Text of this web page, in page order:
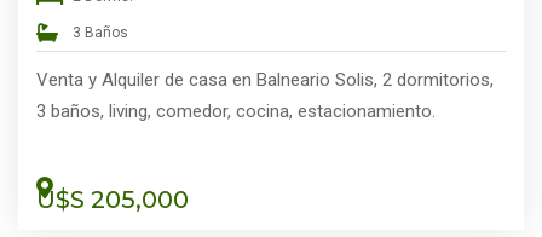
3 Baños
Venta y Alquiler de casa en Balneario Solis, 2 dormitorios,
3 baños, living, comedor, cocina, estacionamiento.
U$S 205,000